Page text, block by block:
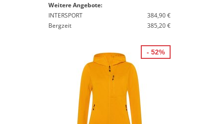
Weitere Angebote:
INTERSPORT
384,90 €
Bergzeit
385,20 €
- 52%